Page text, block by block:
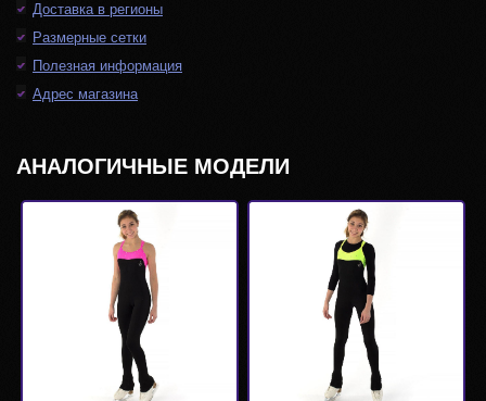
Доставка в регионы
Размерные сетки
Полезная информация
Адрес магазина
АНАЛОГИЧНЫЕ МОДЕЛИ